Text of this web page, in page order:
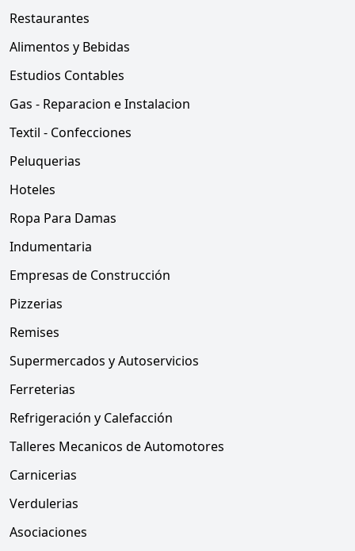
Restaurantes
Alimentos y Bebidas
Estudios Contables
Gas - Reparacion e Instalacion
Textil - Confecciones
Peluquerias
Hoteles
Ropa Para Damas
Indumentaria
Empresas de Construcción
Pizzerias
Remises
Supermercados y Autoservicios
Ferreterias
Refrigeración y Calefacción
Talleres Mecanicos de Automotores
Carnicerias
Verdulerias
Asociaciones